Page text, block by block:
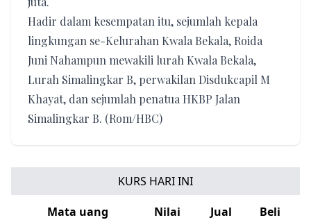
Hadir dalam kesempatan itu, sejumlah kepala
lingkungan se-Kelurahan Kwala Bekala, Roida
Juni Nahampun mewakili lurah Kwala Bekala,
Lurah Simalingkar B, perwakilan Disdukcapil M
Khayat, dan sejumlah penatua HKBP Jalan
Simalingkar B. (Rom/HBC)
KURS HARI INI
Mata uang
Nilai Jual Beli